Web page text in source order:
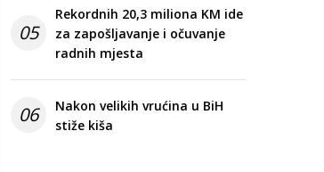
05
Rekordnih 20,3 miliona KM ide
za zapošljavanje i očuvanje
radnih mjesta
06
Nakon velikih vrućina u BiH
stiže kiša